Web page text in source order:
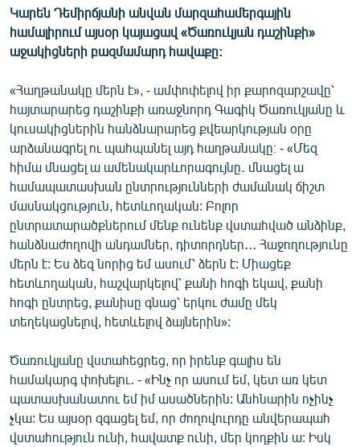
ԱՐԽԻՎ
ՏԵՍԱՆՅՈՒԹԵՐ
ՁԳՏԵԼՈՎ ԼԱՎԱԳՈՒՅՆԻՆ
ՓՈԴՔԱՍԹ
Հայերեն
English
Русский
ՀԵՏԵՎԵՔ ՄԵԶ
«Ազատության» բոլոր կայքերը
Կարեն Դեմիրճյանի անվան մարզահամերգային
համալիրում այսօր կայացավ «Ծառուկյան դաշինքի»
աջակիցների բազմամարդ հավաքը:
«Հաղթանակը մերն է», - ամփոփելով իր քարոզարշավը՝
հայտարարեց դաշինքի առաջնորդ Գագիկ Ծառուկյանը և
կուսակիցներին հանձնարարեց քվեարկության օրը
արձանագրել ու պահպանել այդ հաղթանակը։ - «Մեզ
հիմա մնացել ա ամենակարևորագույնը․ մնացել ա
համապատասխան ընտրությունների ժամանակ ճիշտ
մասնակցություն, հետևողական: Բոլոր
ընտրատարածքներում մենք ունենք վստահված անձինք,
հանձնաժողովի անդամներ, դիտորդներ․․․ Հաջողությունը
մերն է: Ես ձեզ նորից եմ ասում՝ ձերն է: Միացեք
հետևողական, հաշվարկելով՝ քանի հոգի եկավ, քանի
հոգի ընտրեց, քանիսը գնաց՝ երկու ժամը մեկ
տեղեկացնելով, հետևելով ձայներին»:
Ծառուկյանը վստահեցրեց, որ իրենք գալիս են
համակարգ փոխելու․ - «Ինչ որ ասում եմ, կետ առ կետ
պատասխանատու եմ իմ ասածներին: Անհնարին ոչինչ
չկա: Ես այսօր զգացել եմ, որ ժողովուրդը անվերապահ
վստահություն ունի, հավատք ունի, մեր կողքին ա: Իսկ